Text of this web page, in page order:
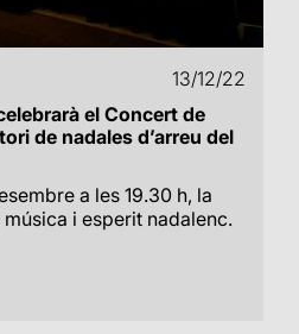
13/12/22
el Concert de
de nadales d’arreu del
a les 19.30 h, la
música i esperit nadalenc.